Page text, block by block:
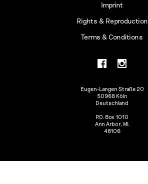
Imprint
Rights & Reproduction
Terms & Conditions
Eugen-Langen Straße 20
50968 Köln
Deutschland
P.O. Box 1010
Ann Arbor, MI.
48106